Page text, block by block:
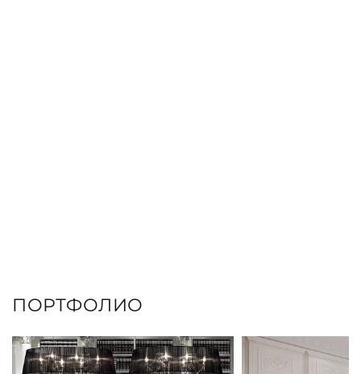
ПОРТФОЛИО